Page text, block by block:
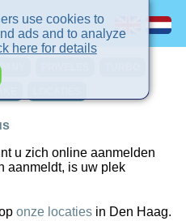
u zich online aanmelden
aanmeldt, is uw plek
onze locaties in Den Haag.
use cookies to
ads and to analyze
here for details